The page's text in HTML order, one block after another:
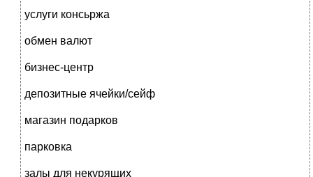
услуги консьржа
обмен валют
бизнес-центр
депозитные ячейки/сейф
магазин подарков
парковка
залы для некурящих